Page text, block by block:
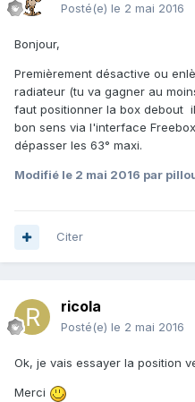
Posté(e) le 2 mai 2016
Bonjour,
Premièrement désactive ou
radiateur (tu va gagner au
faut positionner la box debout
bon sens via l'interface
dépasser les 63° maxi.
Modifié le 2 mai 2016 par
Citer
ricola
Posté(e) le 2 mai 2016
Ok, je vais essayer la position
Merci